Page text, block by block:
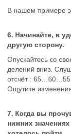
В нашем примере
6. Начинайте, в
другую сторону.
Опускайтесь со
делений вниз.
отсчёт :
Ощутите
7. Когда вы
нижних